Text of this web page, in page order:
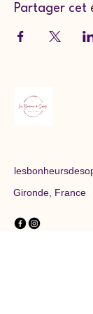
Partager cet
Gironde, France